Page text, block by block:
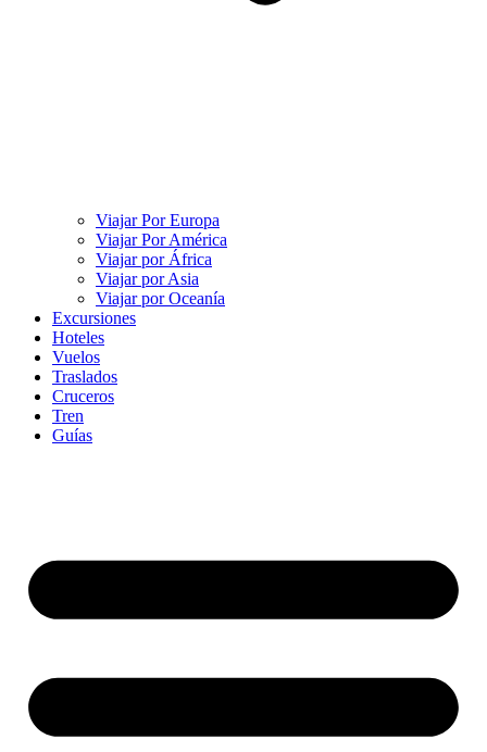
Viajar Por Europa
Viajar Por América
Viajar por África
Viajar por Asia
Viajar por Oceanía
Excursiones
Hoteles
Vuelos
Traslados
Cruceros
Tren
Guías